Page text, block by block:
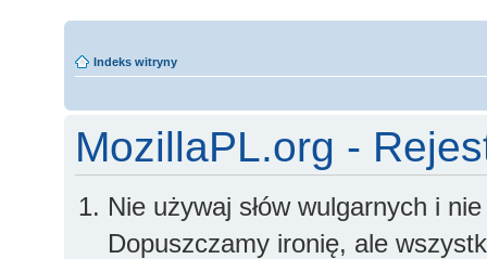
Indeks witryny
MozillaPL.org -
Nie używaj słów wulgarnych i
Dopuszczamy ironię, ale